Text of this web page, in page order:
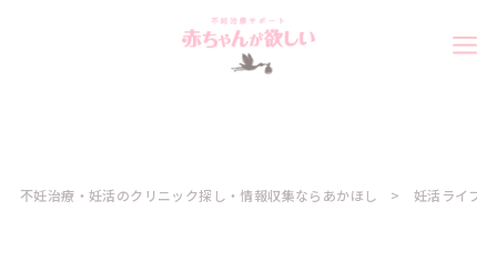
不妊治療・妊活のクリニック探し・情報収集ならあかほし 妊活ライフ